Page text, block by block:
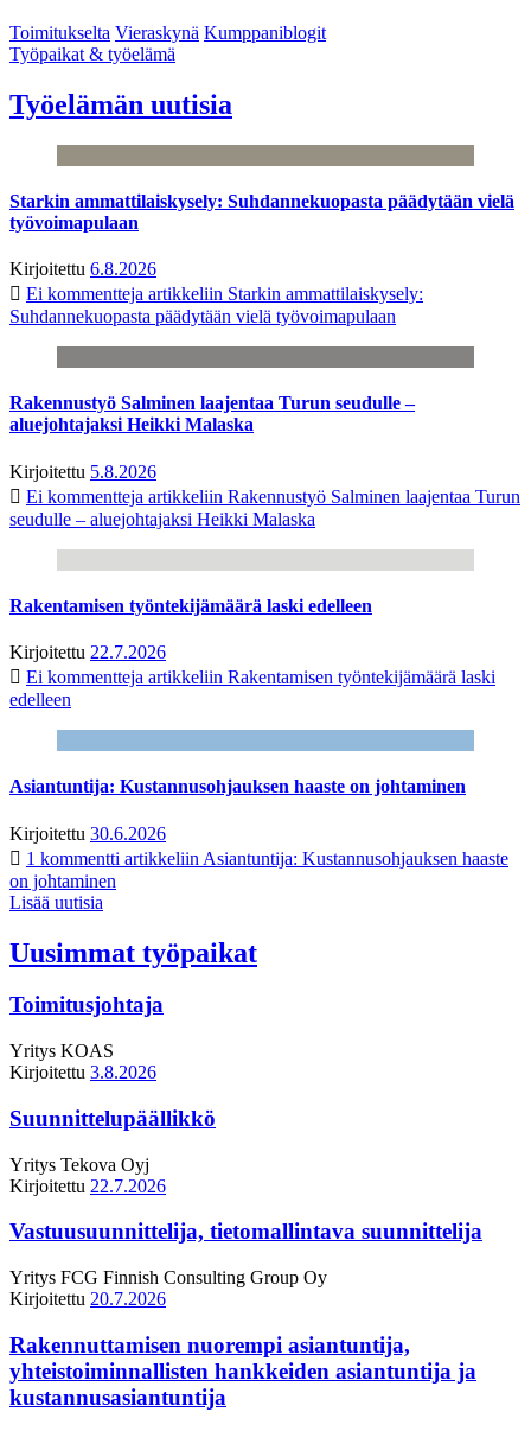
Toimitukselta Vieraskynä Kumppaniblogit
Työpaikat & työelämä
Työelämän uutisia
Starkin ammattilaiskysely: Suhdannekuopasta päädytään vielä
työvoimapulaan
Kirjoitettu 6.8.2026
Ei kommentteja artikkeliin Starkin ammattilaiskysely:
Suhdannekuopasta päädytään vielä työvoimapulaan
Rakennustyö Salminen laajentaa Turun seudulle –
aluejohtajaksi Heikki Malaska
Kirjoitettu 5.8.2026
Ei kommentteja artikkeliin Rakennustyö Salminen laajentaa Turun
seudulle – aluejohtajaksi Heikki Malaska
Rakentamisen työntekijämäärä laski edelleen
Kirjoitettu 22.7.2026
Ei kommentteja artikkeliin Rakentamisen työntekijämäärä laski
edelleen
Asiantuntija: Kustannusohjauksen haaste on johtaminen
Kirjoitettu 30.6.2026
1 kommentti artikkeliin Asiantuntija: Kustannusohjauksen haaste
on johtaminen
Lisää uutisia
Uusimmat työpaikat
Toimitusjohtaja
Yritys KOAS
Kirjoitettu 3.8.2026
Suunnittelupäällikkö
Yritys Tekova Oyj
Kirjoitettu 22.7.2026
Vastuusuunnittelija, tietomallintava suunnittelija
Yritys FCG Finnish Consulting Group Oy
Kirjoitettu 20.7.2026
Rakennuttamisen nuorempi asiantuntija,
yhteistoiminnallisten hankkeiden asiantuntija ja
kustannusasiantuntija